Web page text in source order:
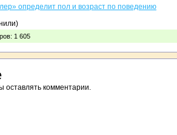
определит пол и возраст по поведению
1 605
оставлять комментарии.